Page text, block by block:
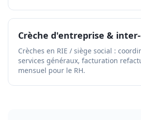
Crèche d'entreprise &
Crèches en RIE / siège social :
services généraux, facturation
mensuel pour le RH.